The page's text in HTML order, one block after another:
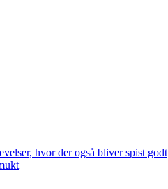
hvor der også bliver spist godt